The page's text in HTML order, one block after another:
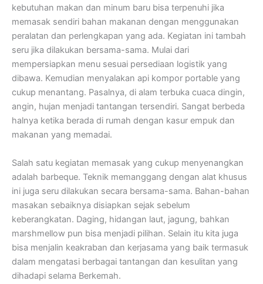
kebutuhan makan dan minum baru bisa terpenuhi jika
memasak sendiri bahan makanan dengan menggunakan
peralatan dan perlengkapan yang ada. Kegiatan ini tambah
seru jika dilakukan bersama-sama. Mulai dari
mempersiapkan menu sesuai persediaan logistik yang
dibawa. Kemudian menyalakan api kompor portable yang
cukup menantang. Pasalnya, di alam terbuka cuaca dingin,
angin, hujan menjadi tantangan tersendiri. Sangat berbeda
halnya ketika berada di rumah dengan kasur empuk dan
makanan yang memadai.
Salah satu kegiatan memasak yang cukup menyenangkan
adalah barbeque. Teknik memanggang dengan alat khusus
ini juga seru dilakukan secara bersama-sama. Bahan-bahan
masakan sebaiknya disiapkan sejak sebelum
keberangkatan. Daging, hidangan laut, jagung, bahkan
marshmellow pun bisa menjadi pilihan. Selain itu kita juga
bisa menjalin keakraban dan kerjasama yang baik termasuk
dalam mengatasi berbagai tantangan dan kesulitan yang
dihadapi selama Berkemah.